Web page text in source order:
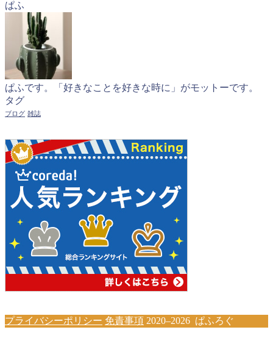
ぱふ
ぱふです。「好きなことを好きな時に」がモットーです。
タグ
ブログ 雑誌
プライバシーポリシー 免責事項 2020–2026 ぱふろぐ